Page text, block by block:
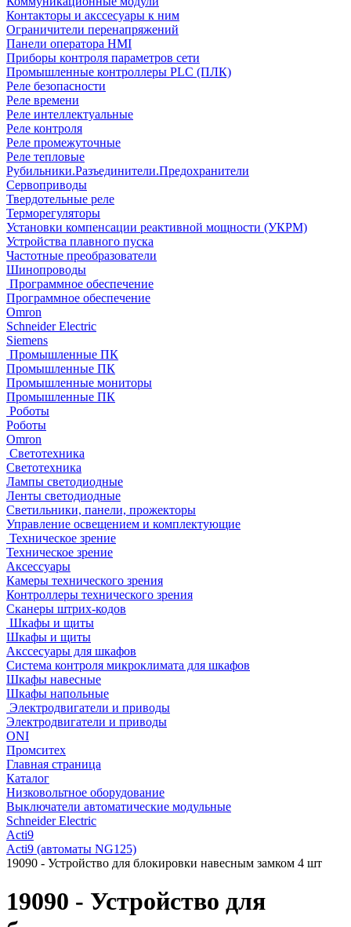
Контакторы и акссесуары к ним
Ограничители перенапряжений
Панели оператора HMI
Приборы контроля параметров сети
Промышленные контроллеры PLC (ПЛК)
Реле безопасности
Реле времени
Реле интеллектуальные
Реле контроля
Реле промежуточные
Реле тепловые
Рубильники.Разъединители.Предохранители
Сервоприводы
Твердотельные реле
Терморегуляторы
Установки компенсации реактивной мощности (УКРМ)
Устройства плавного пуска
Частотные преобразователи
Шинопроводы
Программное обеспечение
Программное обеспечение
Omron
Schneider Electric
Siemens
Промышленные ПК
Промышленные ПК
Промышленные мониторы
Промышленные ПК
Роботы
Роботы
Omron
Светотехника
Светотехника
Лампы светодиодные
Ленты светодиодные
Светильники, панели, прожекторы
Управление освещением и комплектующие
Техническое зрение
Техническое зрение
Аксессуары
Камеры технического зрения
Контроллеры технического зрения
Сканеры штрих-кодов
Шкафы и щиты
Шкафы и щиты
Акссесуары для шкафов
Система контроля микроклимата для шкафов
Шкафы навесные
Шкафы напольные
Электродвигатели и приводы
Электродвигатели и приводы
ONI
Промситех
Главная страница
Каталог
Низковольтное оборудование
Выключатели автоматические модульные
Schneider Electric
Acti9
Acti9 (автоматы NG125)
19090 - Устройство для блокировки навесным замком 4 шт
19090 - Устройство для